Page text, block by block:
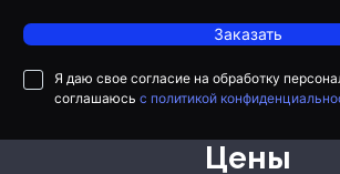
Заказать
Я даю свое согласие на обработку
соглашаюсь с политикой
Цены